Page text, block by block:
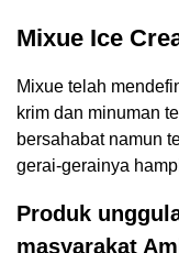
Mixue Ice
Mixue telah
krim dan minuman
bersahabat namun
gerai-gerainya
Produk
masyarakat